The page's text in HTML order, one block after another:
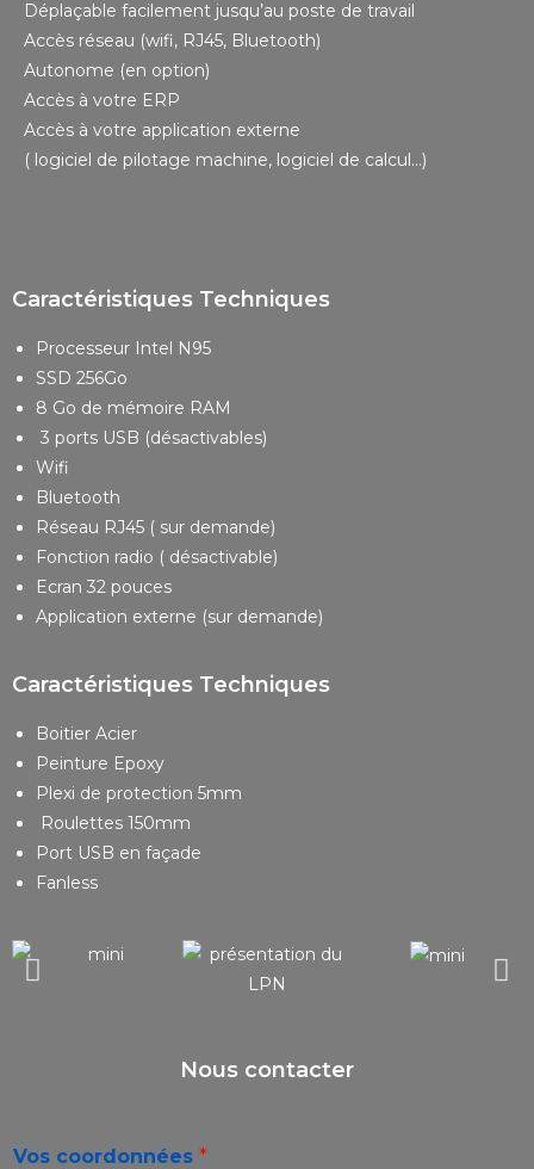
Déplaçable facilement jusqu’au poste de travail
Accès réseau (wifi, RJ45, Bluetooth)
Autonome (en option)
Accès à votre ERP
Accès à votre application externe
( logiciel de pilotage machine, logiciel de calcul…)
Caractéristiques Techniques
Processeur Intel N95
SSD 256Go
8 Go de mémoire RAM
3 ports USB (désactivables)
Wifi
Bluetooth
Réseau RJ45 ( sur demande)
Fonction radio ( désactivable)
Ecran 32 pouces
Application externe (sur demande)
Caractéristiques Techniques
Boitier Acier
Peinture Epoxy
Plexi de protection 5mm
Roulettes 150mm
Port USB en façade
Fanless
Nous contacter
Vos coordonnées *